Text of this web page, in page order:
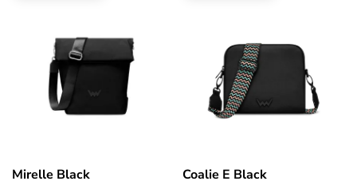
Mirelle Black Coalie E Black